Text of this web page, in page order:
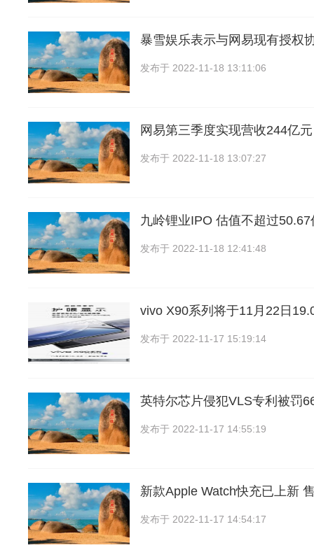
暴雪娱乐表示与网易现有授权
发布于 2022-11-18 13:11:06
网易第三季度实现营收244亿
发布于 2022-11-18 13:07:27
九岭锂业IPO 估值不超过50.67
发布于 2022-11-18 12:41:48
vivo X90系列将于11月22日
发布于 2022-11-17 15:19:14
英特尔芯片侵犯VLS专利被罚
发布于 2022-11-17 14:55:19
新款Apple Watch快充已上新
发布于 2022-11-17 14:54:17